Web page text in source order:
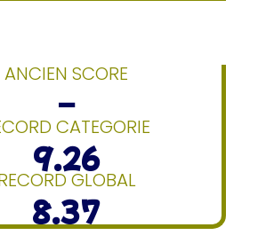
ANCIEN SCORE
–
CATEGORIE
9.26
GLOBAL
8.37